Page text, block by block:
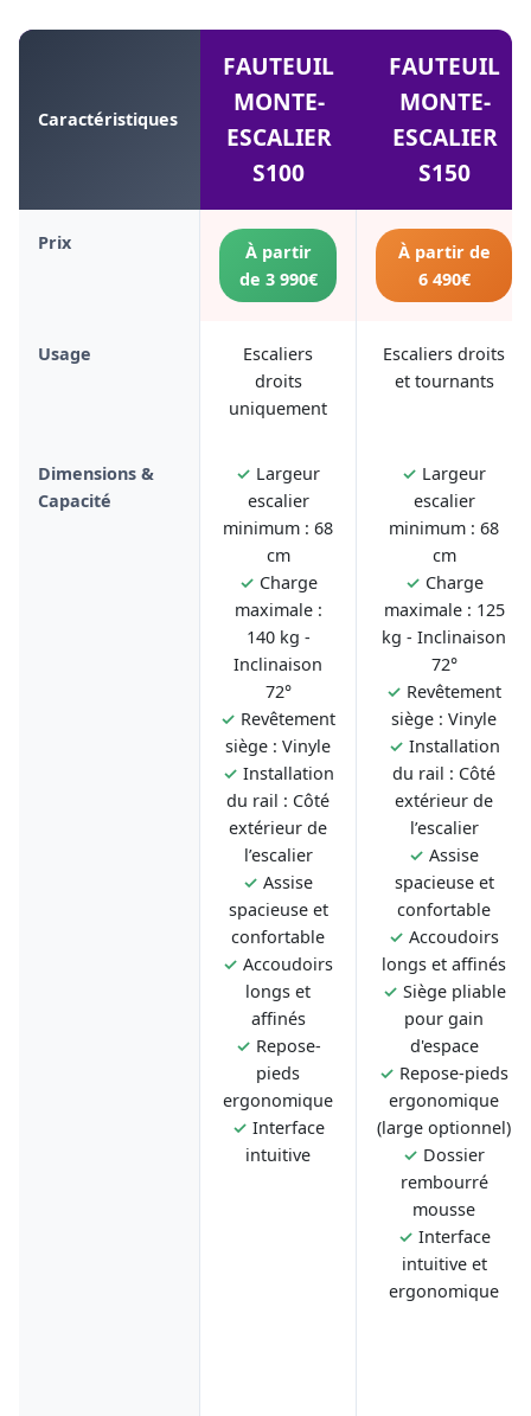
Caractéristiques
FAUTEUIL
MONTE-
ESCALIER
S100
FAUTEUIL
MONTE-
ESCALIER
S150
Prix
À partir
de 3 990€
À partir de
6 490€
Usage
Escaliers
droits
uniquement
Escaliers droits
et tournants
Dimensions &
Capacité
✓ Largeur
escalier
minimum : 68
cm
✓ Charge
maximale :
140 kg -
Inclinaison
72°
✓ Revêtement
siège : Vinyle
✓ Installation
du rail : Côté
extérieur de
l’escalier
✓ Assise
spacieuse et
confortable
✓ Accoudoirs
longs et
affinés
✓ Repose-
pieds
ergonomique
✓ Interface
intuitive
✓ Largeur
escalier
minimum : 68
cm
✓ Charge
maximale : 125
kg - Inclinaison
72°
✓ Revêtement
siège : Vinyle
✓ Installation
du rail : Côté
extérieur de
l’escalier
✓ Assise
spacieuse et
confortable
✓ Accoudoirs
longs et affinés
✓ Siège pliable
pour gain
d'espace
✓ Repose-pieds
ergonomique
(large optionnel)
✓ Dossier
rembourré
mousse
✓ Interface
intuitive et
ergonomique